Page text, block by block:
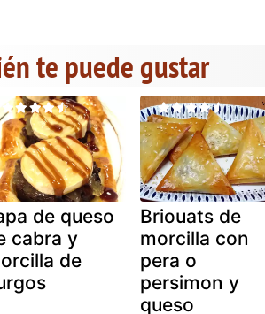
te puede gustar
de queso
cabra y
de
Briouats de
morcilla con
pera o
persimon y
queso